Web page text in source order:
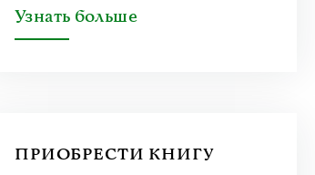
Узнать больше
ПРИОБРЕСТИ КНИГУ